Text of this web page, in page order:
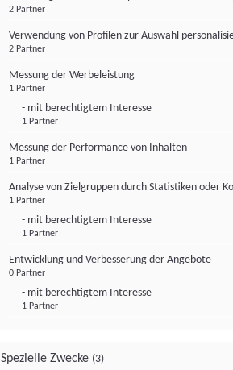
2 Partner
Verwendung von Profilen zur Auswahl
2 Partner
Messung der Werbeleistung
1 Partner
- mit berechtigtem Interesse
1 Partner
Messung der Performance von Inhalten
1 Partner
Analyse von Zielgruppen durch Statistiken oder
1 Partner
- mit berechtigtem Interesse
1 Partner
Entwicklung und Verbesserung der Angebote
0 Partner
- mit berechtigtem Interesse
1 Partner
Spezielle Zwecke (3)